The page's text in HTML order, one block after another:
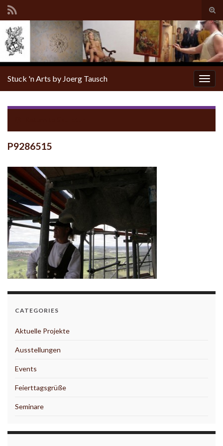
Stuck 'n Arts by Joerg Tausch
P9286515
CATEGORIES
Aktuelle Projekte
Ausstellungen
Events
Feierttagsgrüße
Seminare